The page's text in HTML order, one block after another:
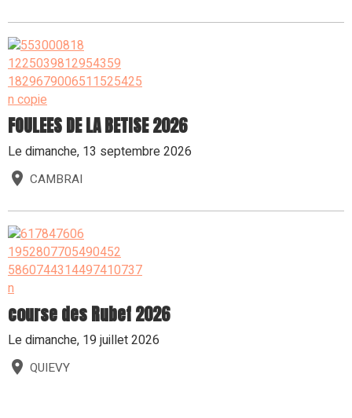
FOULEES DE LA BETISE 2026
Le dimanche, 13 septembre 2026
CAMBRAI
course des Rubef 2026
Le dimanche, 19 juillet 2026
QUIEVY